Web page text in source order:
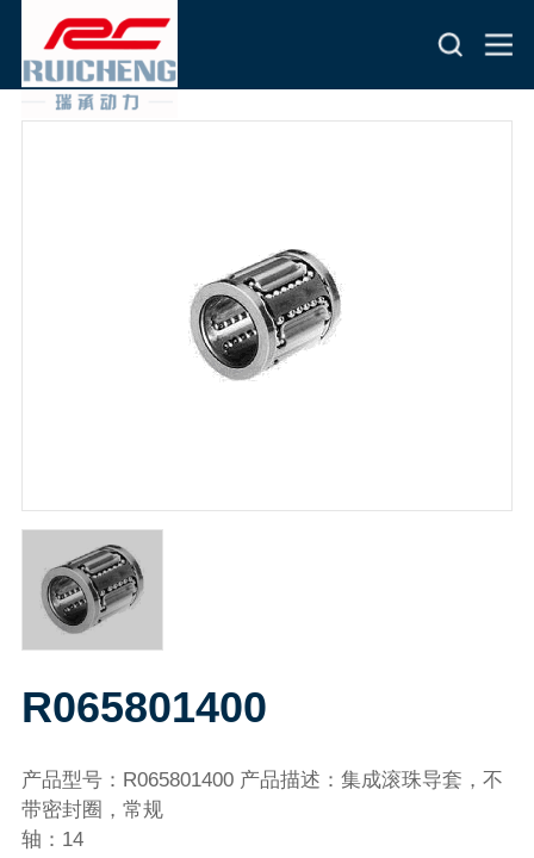
R065801400
产品型号：R065801400 产品描述：集成滚珠导套，不
带密封圈，常规
轴：14